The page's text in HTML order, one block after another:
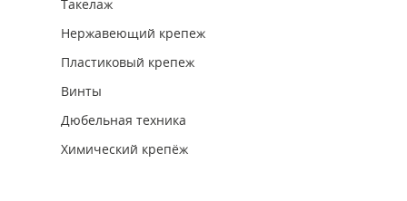
Такелаж
Нержавеющий крепеж
Пластиковый крепеж
Винты
Дюбельная техника
Химический крепёж